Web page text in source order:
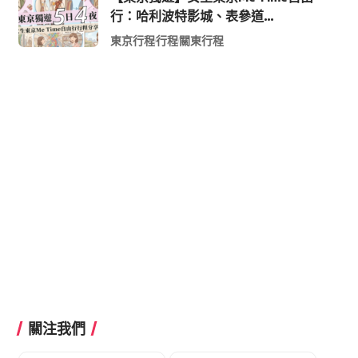
行：哈利波特影城、表參道
Shopping 與下北澤尋寶5日4夜慢活
東京行程行程關東行程
關注我們